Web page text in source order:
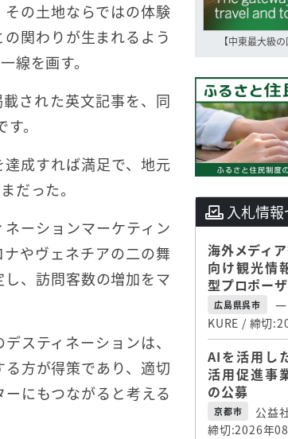
の土地ならではの体験
関わりが生まれるよう
線を画す。
載された英文記事を、同
。
成すれば満足で、地元
だった。
ーションマーケティン
やヴェネチアの二の舞
、訪問客数の増加をマ
スティネーションは、
方が得策であり、適切
にもつながると考える
【中東最大級
入札情
海外メディ
向け観光情
型プロポー
広島県呉市
KURE / 締切
AIを活用し
活用促進事
の公募
京都市
公益
締切:2026年